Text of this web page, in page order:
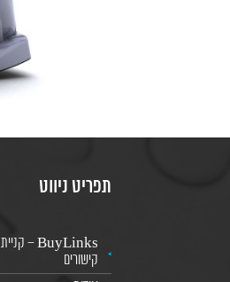
תפריט ניווט
BuyLinks – קניית
קישורים